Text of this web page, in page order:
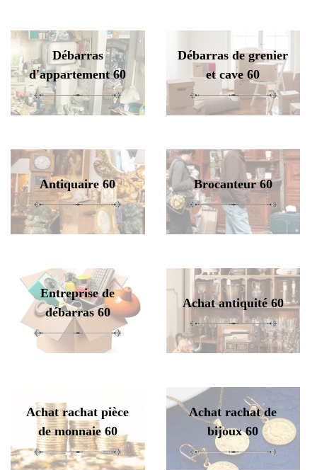
Débarras
d'appartement 60
Débarras de grenier
et cave 60
Antiquaire 60 Brocanteur 60
Entreprise de
débarras 60
Achat antiquité 60
Achat rachat pièce
de monnaie 60
Achat rachat de
bijoux 60